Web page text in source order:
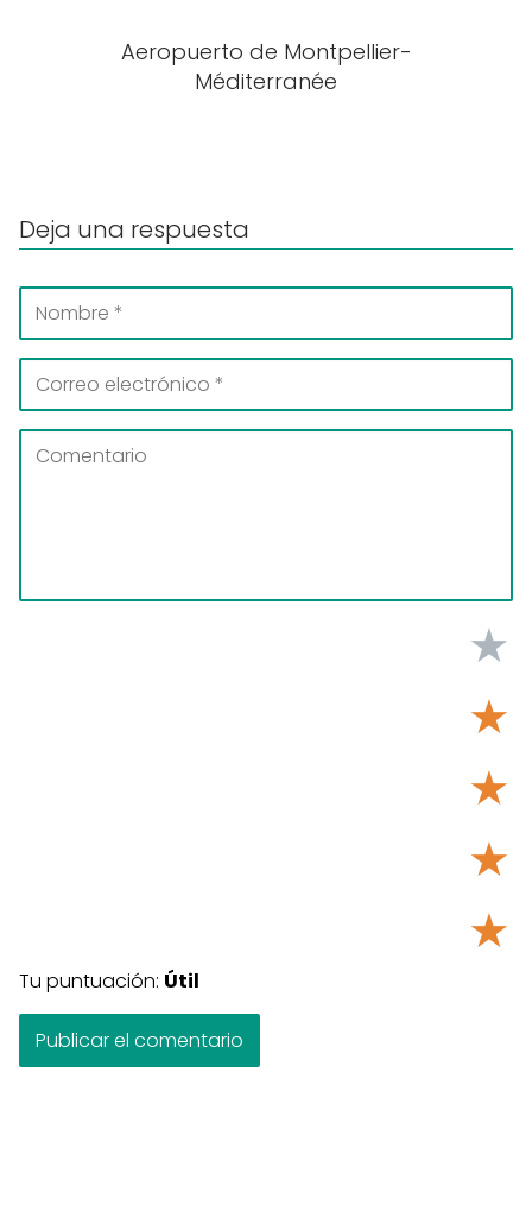
Aeropuerto de Montpellier-
Méditerranée
Deja una respuesta
★
★
★
★
★
Tu puntuación: Útil